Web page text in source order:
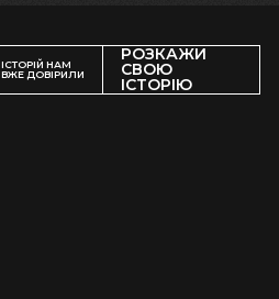
ІСТОРІЙ НАМ
ВЖЕ ДОВІРИЛИ
РОЗКАЖИ
СВОЮ
ІСТОРІЮ